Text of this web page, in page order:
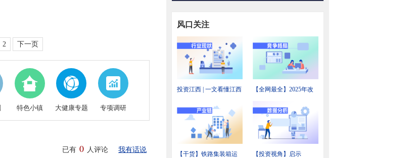
2 下一页
特色小镇 大健康专题 专项调研
已有 0 人评论 我有话说
风口关注
投资江西 | 一文看懂江西
状与投资机会前瞻
【全网最全】2025年改
方位对比
【干货】铁路集装箱运
【投资视角】启示